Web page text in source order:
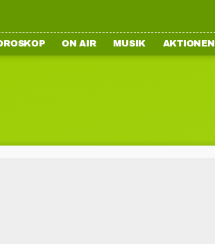
ON AIR MUSIK AKTIONEN